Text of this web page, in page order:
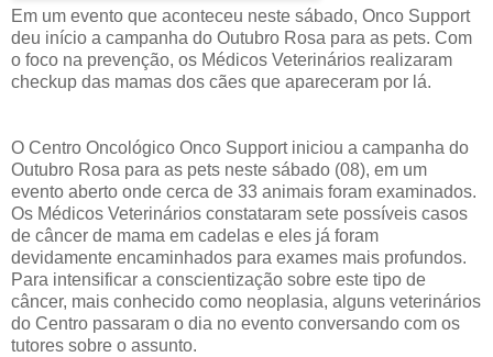
Em um evento que aconteceu neste sábado, Onco Support
deu início a campanha do Outubro Rosa para as pets. Com
o foco na prevenção, os Médicos Veterinários realizaram
checkup das mamas dos cães que apareceram por lá.
O Centro Oncológico Onco Support iniciou a campanha do
Outubro Rosa para as pets neste sábado (08), em um
evento aberto onde cerca de 33 animais foram examinados.
Os Médicos Veterinários constataram sete possíveis casos
de câncer de mama em cadelas e eles já foram
devidamente encaminhados para exames mais profundos.
Para intensificar a conscientização sobre este tipo de
câncer, mais conhecido como neoplasia, alguns veterinários
do Centro passaram o dia no evento conversando com os
tutores sobre o assunto.